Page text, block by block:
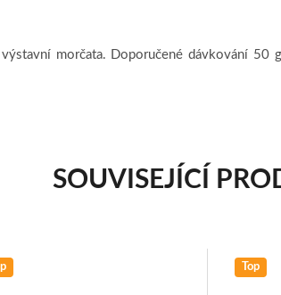
morčata. Doporučené dávkování 50
SOUVISEJÍCÍ
Top